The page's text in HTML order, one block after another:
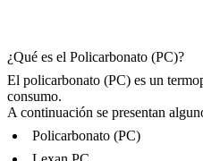
¿Qué es el Policarbonato (PC)?
El policarbonato (PC) es un
consumo.
A continuación se presentan
Policarbonato (PC)